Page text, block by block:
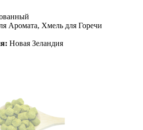
Аромата, Хмель для Горечи
Новая Зеландия